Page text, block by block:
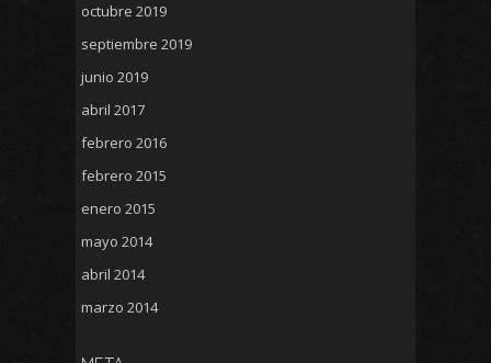
octubre 2019
septiembre 2019
junio 2019
abril 2017
febrero 2016
febrero 2015
enero 2015
mayo 2014
abril 2014
marzo 2014